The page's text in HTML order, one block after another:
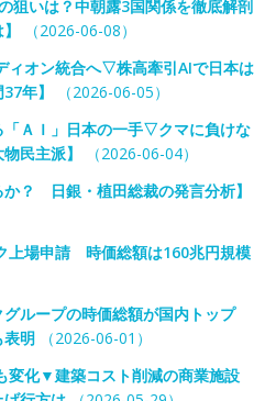
狙いは？中朝露3国関係を徹底解剖
（2026-06-08）
ィオン統合へ▽株高牽引AIで日本は
年】
（2026-06-05）
「ＡＩ」日本の一手▽クマに負けな
民主派】
（2026-06-04）
？ 日銀・植田総裁の発言分析】
上場申請 時価総額は160兆円規模
ループの時価総額が国内トップ
明 （2026-06-01）
変化▼建築コスト削減の商業施設